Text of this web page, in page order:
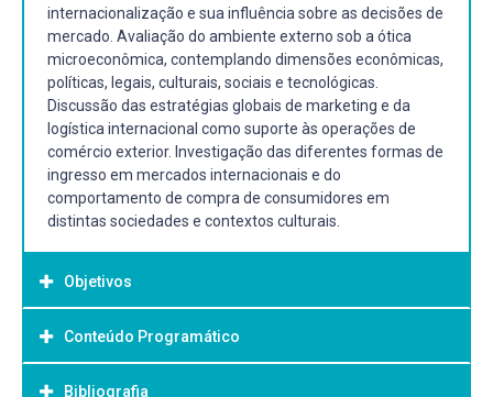
internacionalização e sua influência sobre as decisões de
mercado. Avaliação do ambiente externo sob a ótica
microeconômica, contemplando dimensões econômicas,
políticas, legais, culturais, sociais e tecnológicas.
Discussão das estratégias globais de marketing e da
logística internacional como suporte às operações de
comércio exterior. Investigação das diferentes formas de
ingresso em mercados internacionais e do
comportamento de compra de consumidores em
distintas sociedades e contextos culturais.
Objetivos
Objetivo Geral:
Proporcionar ao aluno a compreensão teórica e prática do
Conteúdo Programático
Bibliografia